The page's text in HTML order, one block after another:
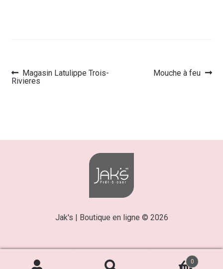
Navigation
Article
précédent :
Magasin Latulippe Trois-
Rivieres
Article
Mouche à feu
Jak's | Boutique en ligne © 2026
0